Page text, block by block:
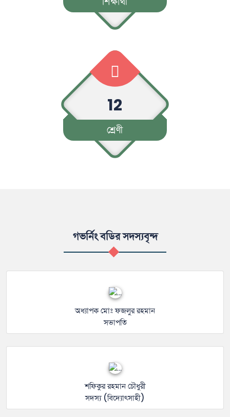
12
শ্রেণী
গভর্নিং বডির সদস্যবৃন্দ
অধ্যাপক মোঃ ফজলুর রহমান
সভাপতি
শফিকুর রহমান চৌধুরী
সদস্য (বিদ্যোৎসাহী)